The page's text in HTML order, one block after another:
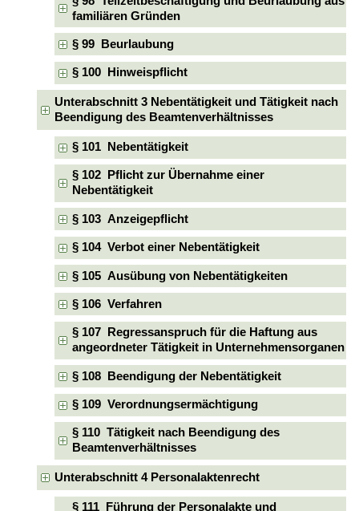
familiären Gründen
§ 99 Beurlaubung
§ 100 Hinweispflicht
Unterabschnitt 3 Nebentätigkeit und Tätigkeit nach
Beendigung des Beamtenverhältnisses
§ 101 Nebentätigkeit
§ 102 Pflicht zur Übernahme einer
Nebentätigkeit
§ 103 Anzeigepflicht
§ 104 Verbot einer Nebentätigkeit
§ 105 Ausübung von Nebentätigkeiten
§ 106 Verfahren
§ 107 Regressanspruch für die Haftung aus
angeordneter Tätigkeit in Unternehmensorganen
§ 108 Beendigung der Nebentätigkeit
§ 109 Verordnungsermächtigung
§ 110 Tätigkeit nach Beendigung des
Beamtenverhältnisses
Unterabschnitt 4 Personalaktenrecht
§ 111 Führung der Personalakte und